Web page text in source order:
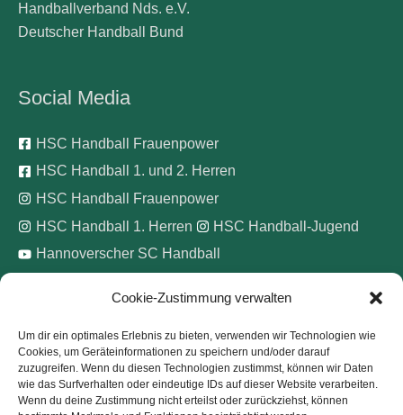
Cookie-Zustimmung verwalten
Um dir ein optimales Erlebnis zu bieten, verwenden wir Technologien wie
Cookies, um Geräteinformationen zu speichern und/oder darauf
zuzugreifen. Wenn du diesen Technologien zustimmst, können wir Daten
wie das Surfverhalten oder eindeutige IDs auf dieser Website verarbeiten.
Wenn du deine Zustimmung nicht erteilst oder zurückziehst, können
Handballverband Nds. e.V.
Deutscher Handball Bund
Social Media
HSC Handball Frauenpower
HSC Handball 1. und 2. Herren
HSC Handball Frauenpower
HSC Handball 1. Herren
HSC Handball-Jugend
Hannoverscher SC Handball
Pinke Zitronen e.V.